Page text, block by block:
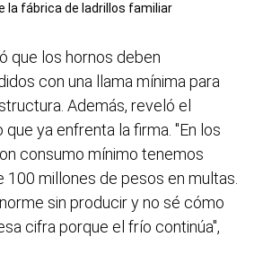
la fábrica de ladrillos familiar
que los hornos deben
con una llama mínima para
Además, reveló el
ya enfrenta la firma. "En los
consumo mínimo tenemos
100 millones de pesos en multas.
sin producir y no sé cómo
cifra porque el frío continúa",